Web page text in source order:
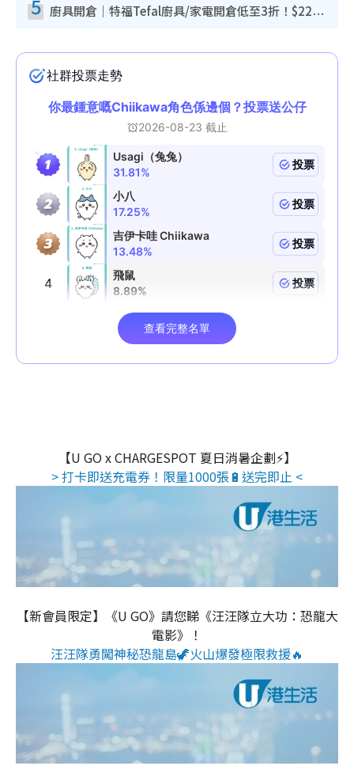
5 廚具開倉｜特福Tefal廚具/家電開倉低至3折！$220起買平底鍋/炒鑊/湯煲！電飯煲/吸塵機/燙斗$418起
【U GO x CHARGESPOT 夏日消暑企劃⚡】
> 打卡即送充電券！限量1000張🔋送完即止 <
【新會員限定】《U GO》請您睇《汪汪隊立大功：恐龍大
電影》！
汪汪隊勇闖神秘恐龍島🦖火山爆發極限救援🔥